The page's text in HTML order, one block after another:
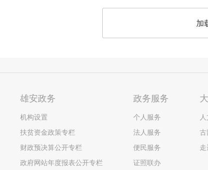
加
雄安政务
机构设置
扶贫资金政策专栏
财政预决算公开专栏
政府网站年度报表公开专栏
政务服务
个人服务
法人服务
便民服务
证照联办
古